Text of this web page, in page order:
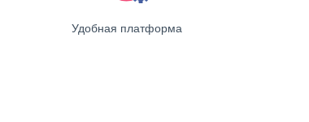
Удобная платформа